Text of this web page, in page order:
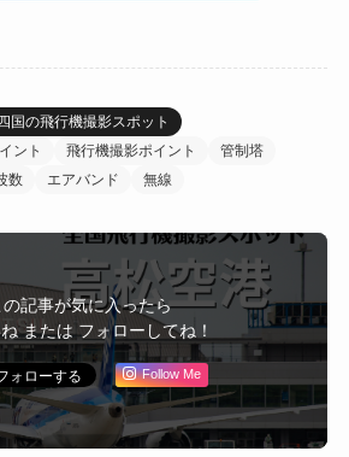
四国の飛行機撮影スポット
ント 飛行機撮影ポイント
管制塔
数 エアバンド 無線
の記事が気に入ったら
または フォローしてね！
Follow Me